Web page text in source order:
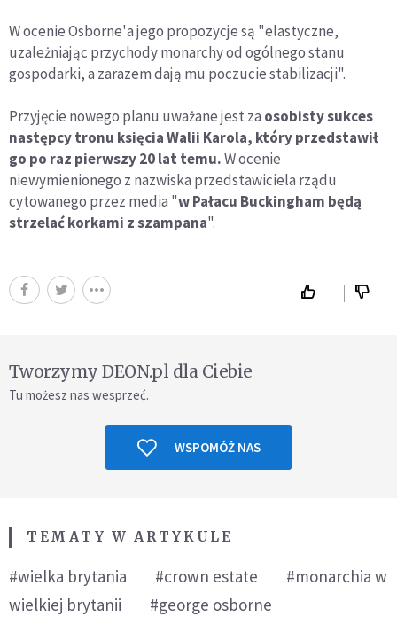
W ocenie Osborne'a jego propozycje są "elastyczne,
uzależniając przychody monarchy od ogólnego stanu
gospodarki, a zarazem dają mu poczucie stabilizacji".
Przyjęcie nowego planu uważane jest za osobisty sukces
następcy tronu księcia Walii Karola, który przedstawił
go po raz pierwszy 20 lat temu.W ocenie
niewymienionego z nazwiska przedstawiciela rządu
cytowanego przez media "w Pałacu Buckingham będą
strzelać korkami z szampana".
Tworzymy DEON.pl dla Ciebie
Tu możesz nas wesprzeć.
WSPOMÓŻ NAS
TEMATY W ARTYKULE
#wielka brytania #crown estate
#monarchia w
wielkiej brytanii
#george osborne